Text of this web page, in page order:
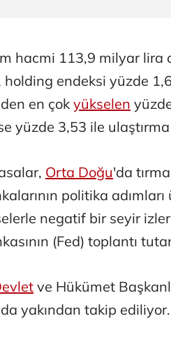
hacmi 113,9 milyar lira
holding endeksi yüzde
en çok yükselen
yüzde 3,53 ile
Orta Doğu'da
politika
negatif bir seyir
(Fed) toplantı
ve Hükümet
da yakından takip ediliyor.
Osman Gençer
Futbol Federasyonu İzmirspor’u dinler mi?